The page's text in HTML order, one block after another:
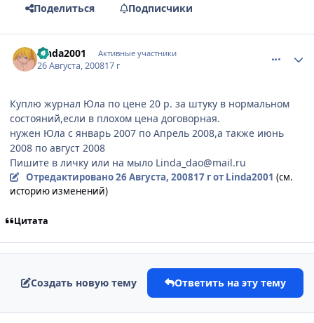
Поделиться Подписчики
Linda2001 Активные участники
26 Августа, 200817 г
Куплю журнал Юла по цене 20 р. за штуку в нормальном
состояний,если в плохом цена договорная.
нужен Юла c январь 2007 по Апрель 2008,а также июнь
2008 по август 2008
Пишите в личку или на мыло Linda_dao@mail.ru
Отредактировано26 Августа, 200817 гот Linda2001 (см.
историю изменений)
Цитата
Создать новую тему Ответить на эту тему